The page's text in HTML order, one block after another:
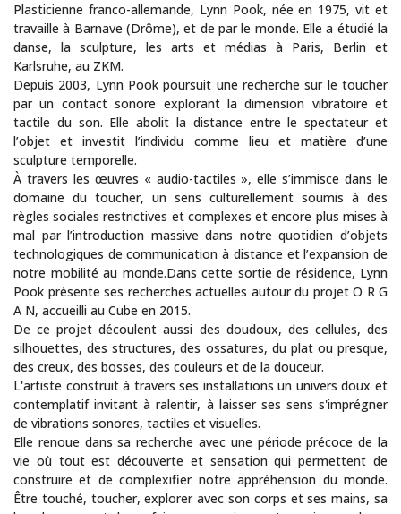
Plasticienne franco-allemande, Lynn Pook, née en 1975, vit et
travaille à Barnave (Drôme), et de par le monde. Elle a étudié la
danse, la sculpture, les arts et médias à Paris, Berlin et
Karlsruhe, au ZKM.
Depuis 2003, Lynn Pook poursuit une recherche sur le toucher
par un contact sonore explorant la dimension vibratoire et
tactile du son. Elle abolit la distance entre le spectateur et
l’objet et investit l’individu comme lieu et matière d’une
sculpture temporelle.
À travers les œuvres « audio-tactiles », elle s’immisce dans le
domaine du toucher, un sens culturellement soumis à des
règles sociales restrictives et complexes et encore plus mises à
mal par l’introduction massive dans notre quotidien d’objets
technologiques de communication à distance et l’expansion de
notre mobilité au monde.Dans cette sortie de résidence, Lynn
Pook présente ses recherches actuelles autour du projet O R G
A N, accueilli au Cube en 2015.
De ce projet découlent aussi des doudoux, des cellules, des
silhouettes, des structures, des ossatures, du plat ou presque,
des creux, des bosses, des couleurs et de la douceur.
L'artiste construit à travers ses installations un univers doux et
contemplatif invitant à ralentir, à laisser ses sens s'imprégner
de vibrations sonores, tactiles et visuelles.
Elle renoue dans sa recherche avec une période précoce de la
vie où tout est découverte et sensation qui permettent de
construire et de complexifier notre appréhension du monde.
Être touché, toucher, explorer avec son corps et ses mains, sa